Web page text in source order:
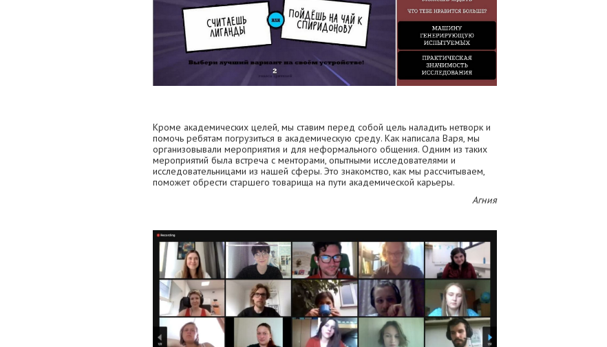
Кроме академических целей, мы ставим перед собой цель наладить нетворк и
помочь ребятам погрузиться в академическую среду. Как написала Варя, мы
организовывали мероприятия и для неформального общения. Одним из таких
мероприятий была встреча с менторами, опытными исследователями и
исследовательницами из нашей сферы. Это знакомство, как мы рассчитываем,
поможет обрести старшего товарища на пути академической карьеры.
Агния